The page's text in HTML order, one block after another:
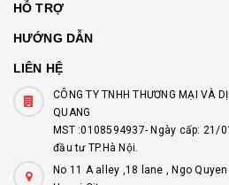
HỖ TRỢ
HƯỚNG DẪN
LIÊN HỆ
CÔNG TY TNHH THƯƠNG MẠI VÀ
QUANG
MST :0108594937- Ngày cấp: 21/
đầu tư TP.Hà Nội.
No 11 A alley ,18 lane , Ngo